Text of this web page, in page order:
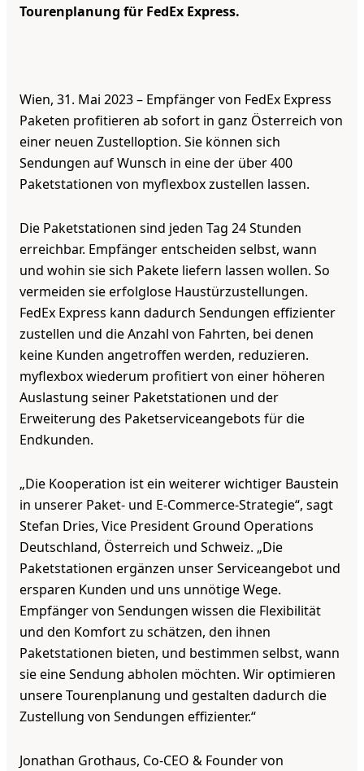
Tourenplanung für FedEx Express.
Wien, 31. Mai 2023 – Empfänger von FedEx Express
Paketen profitieren ab sofort in ganz Österreich von
einer neuen Zustelloption. Sie können sich
Sendungen auf Wunsch in eine der über 400
Paketstationen von myflexbox zustellen lassen.
Die Paketstationen sind jeden Tag 24 Stunden
erreichbar. Empfänger entscheiden selbst, wann
und wohin sie sich Pakete liefern lassen wollen. So
vermeiden sie erfolglose Haustürzustellungen.
FedEx Express kann dadurch Sendungen effizienter
zustellen und die Anzahl von Fahrten, bei denen
keine Kunden angetroffen werden, reduzieren.
myflexbox wiederum profitiert von einer höheren
Auslastung seiner Paketstationen und der
Erweiterung des Paketserviceangebots für die
Endkunden.
„Die Kooperation ist ein weiterer wichtiger Baustein
in unserer Paket- und E-Commerce-Strategie“, sagt
Stefan Dries, Vice President Ground Operations
Deutschland, Österreich und Schweiz. „Die
Paketstationen ergänzen unser Serviceangebot und
ersparen Kunden und uns unnötige Wege.
Empfänger von Sendungen wissen die Flexibilität
und den Komfort zu schätzen, den ihnen
Paketstationen bieten, und bestimmen selbst, wann
sie eine Sendung abholen möchten. Wir optimieren
unsere Tourenplanung und gestalten dadurch die
Zustellung von Sendungen effizienter.“
Jonathan Grothaus, Co-CEO & Founder von